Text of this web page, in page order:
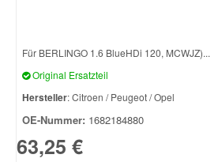
Für BERLINGO 1.6 BlueHDi 120, MCWJZ)...
Original Ersatzteil
Hersteller: Citroen / Peugeot / Opel
OE-Nummer: 1682184880
63,25 €